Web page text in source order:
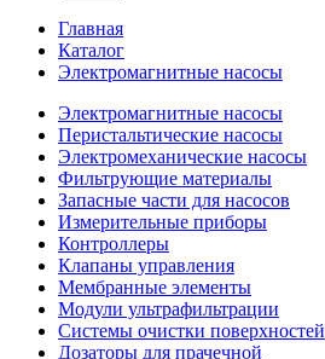
Главная
Каталог
Электромагнитные насосы
Электромагнитные насосы
Перистальтические насосы
Электромеханические насосы
Фильтрующие материалы
Запасные части для насосов
Измерительные приборы
Контроллеры
Клапаны управления
Мембранные элементы
Модули ультрафильтрации
Системы очистки поверхностей
Дозаторы для прачечной